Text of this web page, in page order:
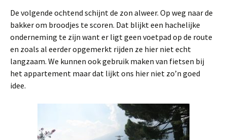
De volgende ochtend schijnt de zon alweer. Op weg naar de
bakker om broodjes te scoren. Dat blijkt een hachelijke
onderneming te zijn want er ligt geen voetpad op de route
en zoals al eerder opgemerkt rijden ze hier niet echt
langzaam. We kunnen ook gebruik maken van fietsen bij
het appartement maar dat lijkt ons hier niet zo’n goed
idee.